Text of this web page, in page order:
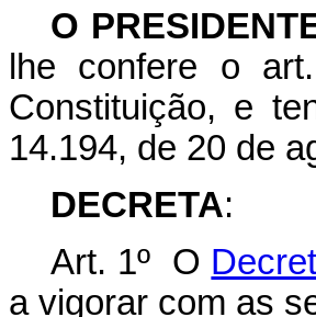
O
lhe confere o
Constituição, e
14.194, de 20 de
DECRETA:
Art. 1º O
a vigorar com as